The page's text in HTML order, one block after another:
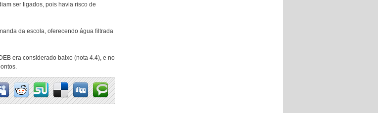
ser ligados, pois havia risco de
da escola, oferecendo água filtrada
era considerado baixo (nota 4.4), e no